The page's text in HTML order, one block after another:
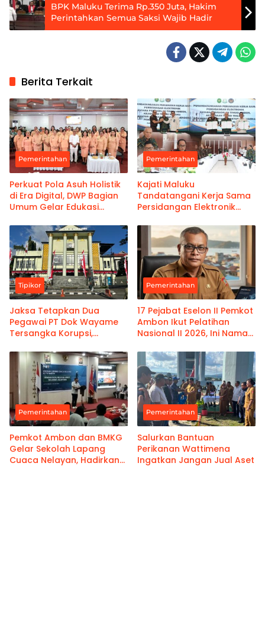
BPK Maluku Terima Rp.350 Juta, Hakim
Perintahkan Semua Saksi Wajib Hadir
Berita Terkait
Pemerintahan
Perkuat Pola Asuh Holistik
di Era Digital, DWP Bagian
Umum Gelar Edukasi
Pemerintahan
Kajati Maluku
Tandatangani Kerja Sama
Persidangan Elektronik
Kanwil Pemasyarakatan
Tipikor
Jaksa Tetapkan Dua
Pegawai PT Dok Wayame
Tersangka Korupsi,
Rp18,9 Miliar
Pemerintahan
17 Pejabat Eselon II Pemkot
Ambon Ikut Pelatihan
Nasional II 2026, Ini Nama-
Pemerintahan
Pemkot Ambon dan BMKG
Gelar Sekolah Lapang
Cuaca Nelayan, Hadirkan
Pemerintahan
Salurkan Bantuan
Perikanan Wattimena
Ingatkan Jangan Jual Aset